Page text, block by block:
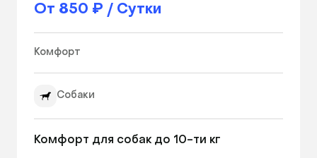
От 850 ₽ / Сутки
Комфорт
Собаки
Комфорт для собак до 10-ти кг